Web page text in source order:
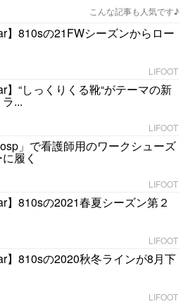
こんな記事も人気です♪
】810sの21FWシーズンからロー
LIFOOT
】“しっくりくる靴“がテーマの新
...
LIFOOT
」で看護師用のワークシューズ
履く
LIFOOT
】810sの2021春夏シーズン第２
LIFOOT
】810sの2020秋冬ラインが8月下
LIFOOT